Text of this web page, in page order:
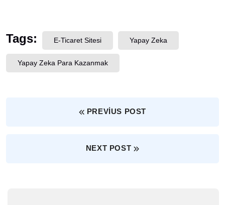
Tags: E-Ticaret Sitesi Yapay Zeka
Yapay Zeka Para Kazanmak
PREVIUS POST
NEXT POST